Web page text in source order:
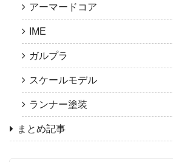
アーマードコア
IME
ガルプラ
スケールモデル
ランナー塗装
まとめ記事